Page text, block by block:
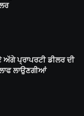
ਪ੍ਰਾਪਰਟੀ ਡੀਲਰ ਦੀ
ਲਾਉਣਗੀਆਂ